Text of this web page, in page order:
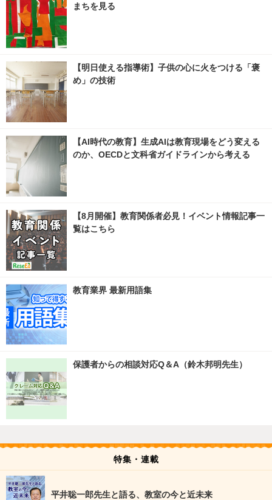
まちを見る
【明日使える指導術】子供の心に火をつける「褒
め」の技術
【AI時代の教育】生成AIは教育現場をどう変える
のか、OECDと文科省ガイドラインから考える
【8月開催】教育関係者必見！イベント情報記事一
覧はこちら
教育業界 最新用語集
保護者からの相談対応Q＆A（鈴木邦明先生）
特集・連載
平井聡一郎先生と語る、教室の今と近未来